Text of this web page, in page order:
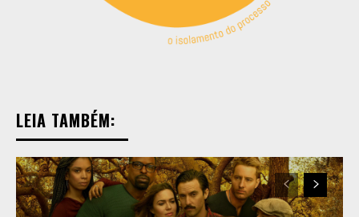
LEIA TAMBÉM: